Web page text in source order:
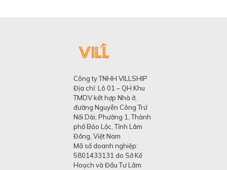
Công ty TNHH VILLSHIP
Địa chỉ: Lô 01 – QH Khu
TMDV kết hợp Nhà ở,
đường Nguyễn Công Trứ
Nối Dài, Phường 1, Thành
phố Bảo Lộc, Tỉnh Lâm
Đồng, Việt Nam
Mã số doanh nghiệp:
5801433131 do Sở Kế
Hoạch và Đầu Tư Lâm